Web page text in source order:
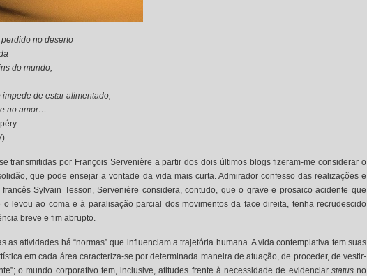
no deserto
do mundo,
de estar alimentado,
no amor…
transmitidas por François Servenière a partir dos dois últimos blogs fizeram-me considerar o
que pode ensejar a vontade da vida mais curta. Admirador confesso das realizações e
francês Sylvain Tesson, Servenière considera, contudo, que o grave e prosaico acidente que
o levou ao coma e à paralisação parcial dos movimentos da face direita, tenha recrudescido
breve e fim abrupto.
as atividades há “normas” que influenciam a trajetória humana. A vida contemplativa tem suas
em cada área caracteriza-se por determinada maneira de atuação, de proceder, de vestir-
o mundo corporativo tem, inclusive, atitudes frente à necessidade de evidenciar statusno